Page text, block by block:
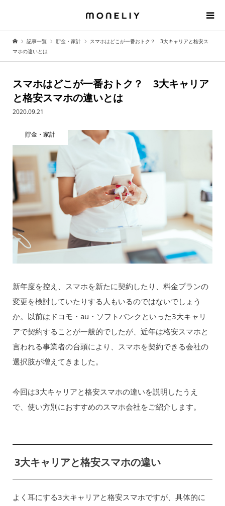
記事一覧 貯金・家計
スマホはどこが一番おトク？ 3大キャリアと格安ス
マホの違いとは
スマホはどこが一番おトク？ 3大キャリア
と格安スマホの違いとは
2020.09.21
貯金・家計
新年度を控え、スマホを新たに契約したり、料金プランの
変更を検討していたりする人もいるのではないでしょう
か。以前はドコモ・au・ソフトバンクといった3大キャリ
アで契約することが一般的でしたが、近年は格安スマホと
言われる事業者の台頭により、スマホを契約できる会社の
選択肢が増えてきました。
今回は3大キャリアと格安スマホの違いを説明したうえ
で、使い方別におすすめのスマホ会社をご紹介します。
3大キャリアと格安スマホの違い
よく耳にする3大キャリアと格安スマホですが、具体的に